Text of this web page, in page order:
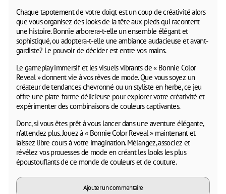
Chaque tapotement de votre doigt est un coup de créativité alors
que vous organisez des looks de la tête aux pieds qui racontent
une histoire. Bonnie arborera-t-elle un ensemble élégant et
sophistiqué, ou adoptera-t-elle une ambiance audacieuse et avant-
gardiste? Le pouvoir de décider est entre vos mains.
Le gameplay immersif et les visuels vibrants de « Bonnie Color
Reveal » donnent vie à vos rêves de mode. Que vous soyez un
créateur de tendances chevronné ou un styliste en herbe, ce jeu
offre une plate-forme délicieuse pour explorer votre créativité et
expérimenter des combinaisons de couleurs captivantes.
Donc, si vous êtes prêt à vous lancer dans une aventure élégante,
n’attendez plus. Jouez à « Bonnie Color Reveal » maintenant et
laissez libre cours à votre imagination. Mélangez, associez et
révélez vos prouesses de mode en créant les looks les plus
époustouflants de ce monde de couleurs et de couture.
Ajouter un commentaire